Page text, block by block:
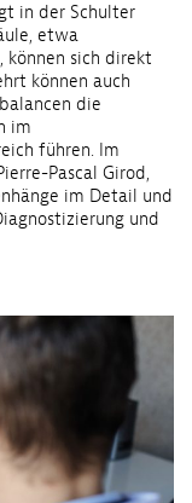
in der Schulter
etwa
können sich direkt
können auch
die
im
führen. Im
Pascal Girod,
im Detail und
und